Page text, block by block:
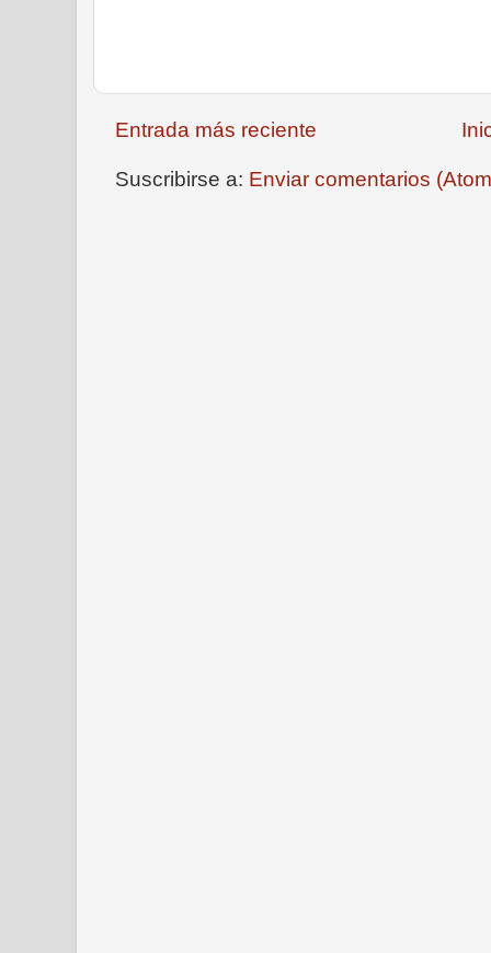
Entrada más reciente
Suscribirse a: Enviar comentarios